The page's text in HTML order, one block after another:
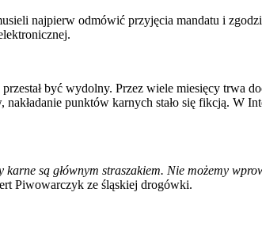
najpierw odmówić przyjęcia mandatu i
być wydolny. Przez wiele miesięcy trwa
punktów karnych stało się fikcją. W
karne są głównym straszakiem. Nie możemy
Piwowarczyk ze śląskiej drogówki.